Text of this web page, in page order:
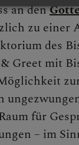
an den
zu einer
des
Greet mit
für
– im